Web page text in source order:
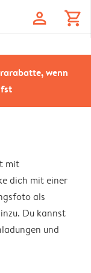
profile shopping_cart
wenn
mit
dich mit einer
als
Du kannst
und